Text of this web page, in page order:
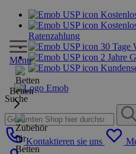
Ratenzahlung
30 Tage
2 Jahre
Suche
Kontaktieren sie uns
Menu
Betten